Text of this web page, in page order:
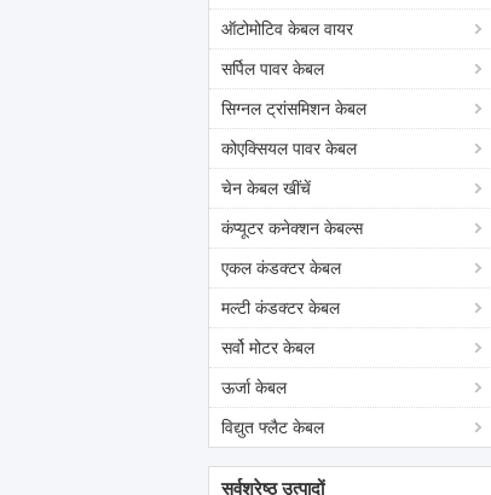
ऑटोमोटिव केबल वायर
सर्पिल पावर केबल
सिग्नल ट्रांसमिशन केबल
कोएक्सियल पावर केबल
चेन केबल खींचें
कंप्यूटर कनेक्शन केबल्स
एकल कंडक्टर केबल
मल्टी कंडक्टर केबल
सर्वो मोटर केबल
ऊर्जा केबल
विद्युत फ्लैट केबल
सर्वश्रेष्ठ उत्पादों